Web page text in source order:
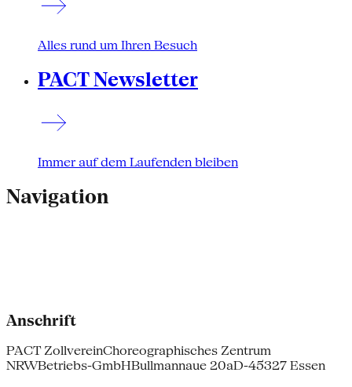
Alles rund um Ihren Besuch
PACT Newsletter
Immer auf dem Laufenden bleiben
Navigation
Anschrift
PACT ZollvereinChoreographisches Zentrum
NRWBetriebs-GmbHBullmannaue 20aD-45327 Essen